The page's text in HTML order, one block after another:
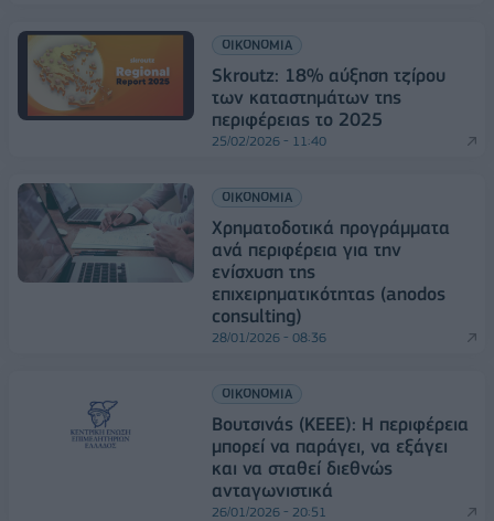
ΟΙΚΟΝΟΜΙΑ
Skroutz: 18% αύξηση τζίρου
των καταστημάτων της
περιφέρειας το 2025
25/02/2026 - 11:40
ΟΙΚΟΝΟΜΙΑ
Χρηματοδοτικά προγράμματα
ανά περιφέρεια για την
ενίσχυση της
επιχειρηματικότητας (anodos
consulting)
28/01/2026 - 08:36
ΟΙΚΟΝΟΜΙΑ
Βουτσινάς (ΚΕΕΕ): Η περιφέρεια
μπορεί να παράγει, να εξάγει
και να σταθεί διεθνώς
ανταγωνιστικά
26/01/2026 - 20:51